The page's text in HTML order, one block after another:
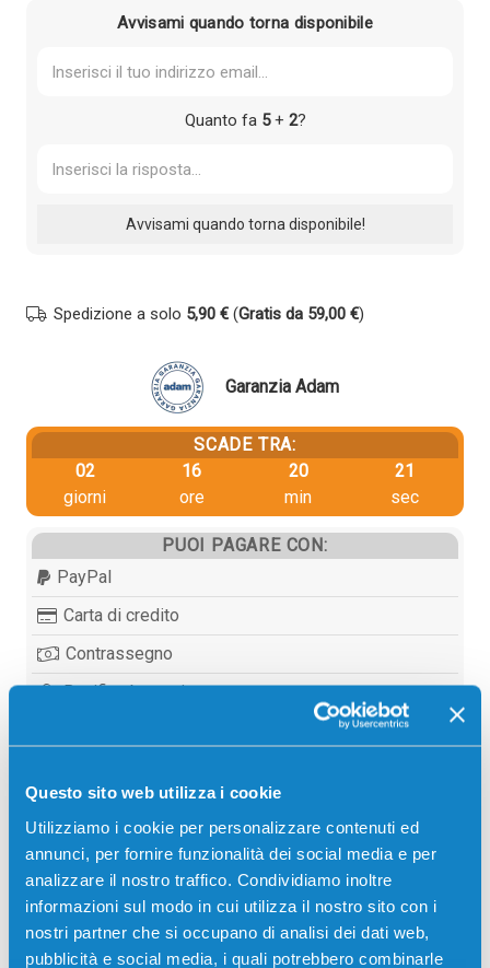
Questo sito web utilizza i cookie
Utilizziamo i cookie per personalizzare contenuti ed
annunci, per fornire funzionalità dei social media e per
analizzare il nostro traffico. Condividiamo inoltre
informazioni sul modo in cui utilizza il nostro sito con i
nostri partner che si occupano di analisi dei dati web,
pubblicità e social media, i quali potrebbero combinarle
Avvisami quando torna disponibile
Quanto fa 5+ 2?
Spedizione a solo 5,90 € (Gratis da 59,00 €)
Garanzia Adam
SCADE TRA:
02
giorni
16
ore
20
min
21
sec
PUOI PAGARE CON:
PayPal
Carta di credito
Contrassegno
Bonifico bancario
Descrizione
Toner originale Toshiba 6AJ00000217 T2450EK
NERO 5000 pagine per Stampanti: Toshiba E-STUDIO
195, Toshiba E-STUDIO 195I, Toshiba E-STUDIO 223,
Toshiba E-STUDIO 255